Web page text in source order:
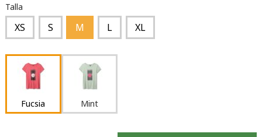
Talla
XS S M L XL
Fucsia Mint